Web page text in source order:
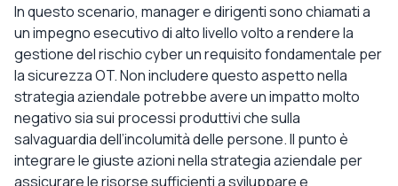
In questo scenario, manager e dirigenti sono chiamati a
un impegno esecutivo di alto livello volto a rendere la
gestione del rischio cyber un requisito fondamentale per
la sicurezza OT. Non includere questo aspetto nella
strategia aziendale potrebbe avere un impatto molto
negativo sia sui processi produttivi che sulla
salvaguardia dell’incolumità delle persone. Il punto è
integrare le giuste azioni nella strategia aziendale per
assicurare le risorse sufficienti a sviluppare e